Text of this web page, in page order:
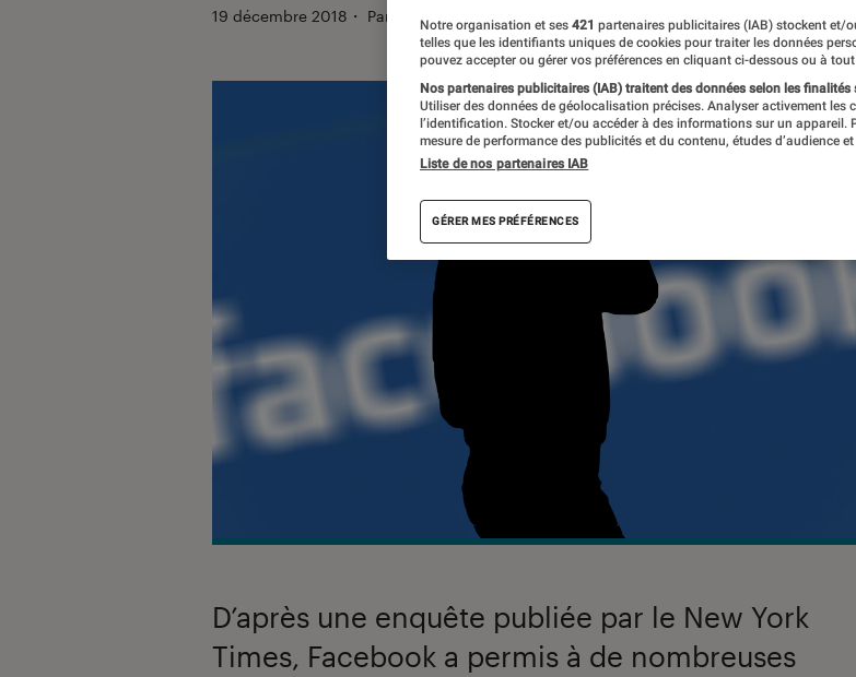
19 décembre 2018 ・ Par Thomas Estimbre
D’après une enquête publiée par le New York
Times, Facebook a permis à de nombreuses
Notre organisation et ses 421 partenaires publicitaires (IAB) stockent et/
telles que les identifiants uniques de cookies pour traiter les données
pouvez accepter ou gérer vos préférences en cliquant ci-dessous ou à
Nos partenaires publicitaires (IAB) traitent des données selon les finalités
Utiliser des données de géolocalisation précises. Analyser activement les
l’identification. Stocker et/ou accéder à des informations sur un appareil.
mesure de performance des publicités et du contenu, études d’audience
Liste de nos partenaires IAB
GÉRER MES PRÉFÉRENCES